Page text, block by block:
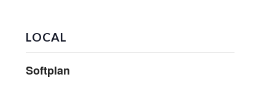
LOCAL
Softplan